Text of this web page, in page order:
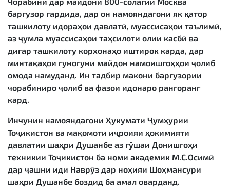
баргузор гардида, дар он намояндагони як қатор
ташкилоту идораҳои давлатӣ, муассисаҳои таълимӣ,
аз ҷумла муассисаҳои таҳсилоти олии касбӣ ва
дигар ташкилоту корхонаҳо иштирок карда, дар
минтақаҳои гуногуни майдон намоишгоҳҳои ҷолиб
омода намуданд. Ин тадбир макони баргузории
чорабиниро ҷолиб ва фазои идонаро рангоранг
кард.
Инчунин намояндагони Ҳукумати Ҷумҳурии
Тоҷикистон ва мақомоти иҷроияи ҳокимияти
давлатии шаҳри Душанбе аз гӯшаи Донишгоҳи
техникии Тоҷикистон ба номи академик М.С.Осимӣ
дар ҷашни иди Наврӯз дар ноҳияи Шоҳмансури
шаҳри Душанбе боздид ба амал оварданд.